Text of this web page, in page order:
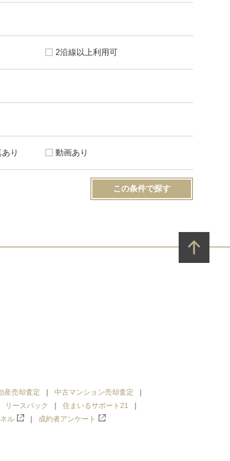
2沿線以上利用可
り 動画あり
この条件で探す
産売却査定
中古マンション売却査定
リースバック
住まいるサポート21
ル 成約者アンケート